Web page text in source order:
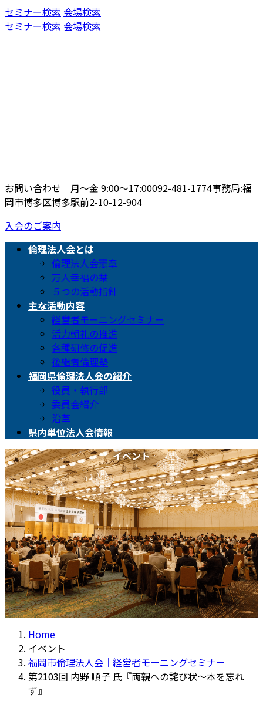
コ
ン
ナ
ビ
セミナー検索 会場検索
セミナー検索 会場検索
お問い合わせ 月〜金 9:00〜17:00092-481-1774事務局:福
岡市博多区博多駅前2-10-12-904
入会のご案内
倫理法人会とは
倫理法人会憲章
万人幸福の栞
５つの活動指針
主な活動内容
経営者モーニングセミナー
活力朝礼の推進
各種研修の促進
後継者倫理塾
福岡県倫理法人会の紹介
役員・執行部
委員会紹介
沿革
県内単位法人会情報
イベント
Home
イベント
福岡市倫理法人会｜経営者モーニングセミナー
第2103回 内野 順子 氏『両親への詫び状～本を忘れ
ず』